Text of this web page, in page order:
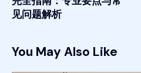
见问题解析
You May Also Like